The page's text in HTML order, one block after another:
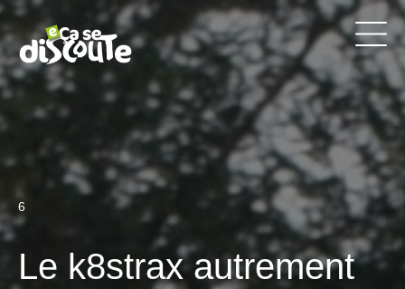
6
Le k8strax autrement